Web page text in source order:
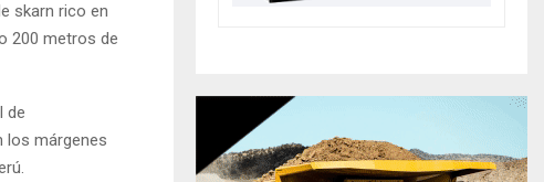
skarn rico en
200 metros de
de
los márgenes